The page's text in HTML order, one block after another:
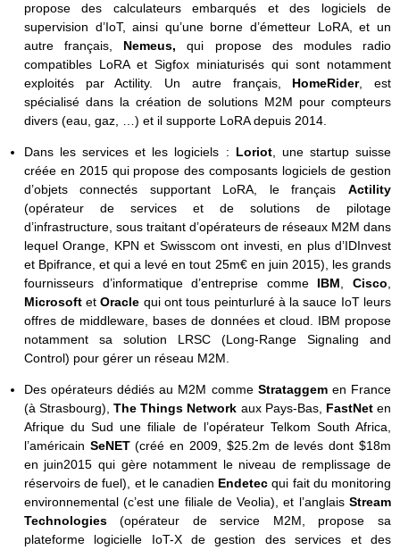
propose des calculateurs embarqués et des logiciels de
supervision d’IoT, ainsi qu’une borne d’émetteur LoRA, et un
autre français, Nemeus,qui propose des modules radio
compatibles LoRA et Sigfox miniaturisés qui sont notamment
exploités par Actility. Un autre français, HomeRider, est
spécialisé dans la création de solutions M2M pour compteurs
divers (eau, gaz, …) et il supporte LoRA depuis 2014.
Dans les services et les logiciels : Loriot, une startup suisse
créée en 2015 qui propose des composants logiciels de gestion
d’objets connectés supportant LoRA, le français Actility
(opérateur de services et de solutions de pilotage
d’infrastructure, sous traitant d’opérateurs de réseaux M2M dans
lequel Orange, KPN et Swisscom ont investi, en plus d’IDInvest
et Bpifrance, et qui a levé en tout 25m€ en juin 2015), les grands
fournisseurs d’informatique d’entreprise comme IBM,Cisco,
MicrosoftetOracle qui ont tous peinturluré à la sauce IoT leurs
offres de middleware, bases de données et cloud. IBM propose
notamment sa solution LRSC (Long-Range Signaling and
Control) pour gérer un réseau M2M.
Des opérateurs dédiés au M2M comme Strataggem en France
(à Strasbourg),The Things Network aux Pays-Bas, FastNeten
Afrique du Sud une filiale de l’opérateur Telkom South Africa,
l’américain SeNET(créé en 2009, $25.2m de levés dont $18m
en juin2015 qui gère notamment le niveau de remplissage de
réservoirs de fuel), et le canadien Endetecqui fait du monitoring
environnemental (c’est une filiale de Veolia), et l’anglais Stream
Technologies(opérateur de service M2M, propose sa
plateforme logicielle IoT-X de gestion des services et des